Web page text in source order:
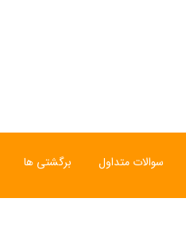
سوالات متداول برگشتی ها